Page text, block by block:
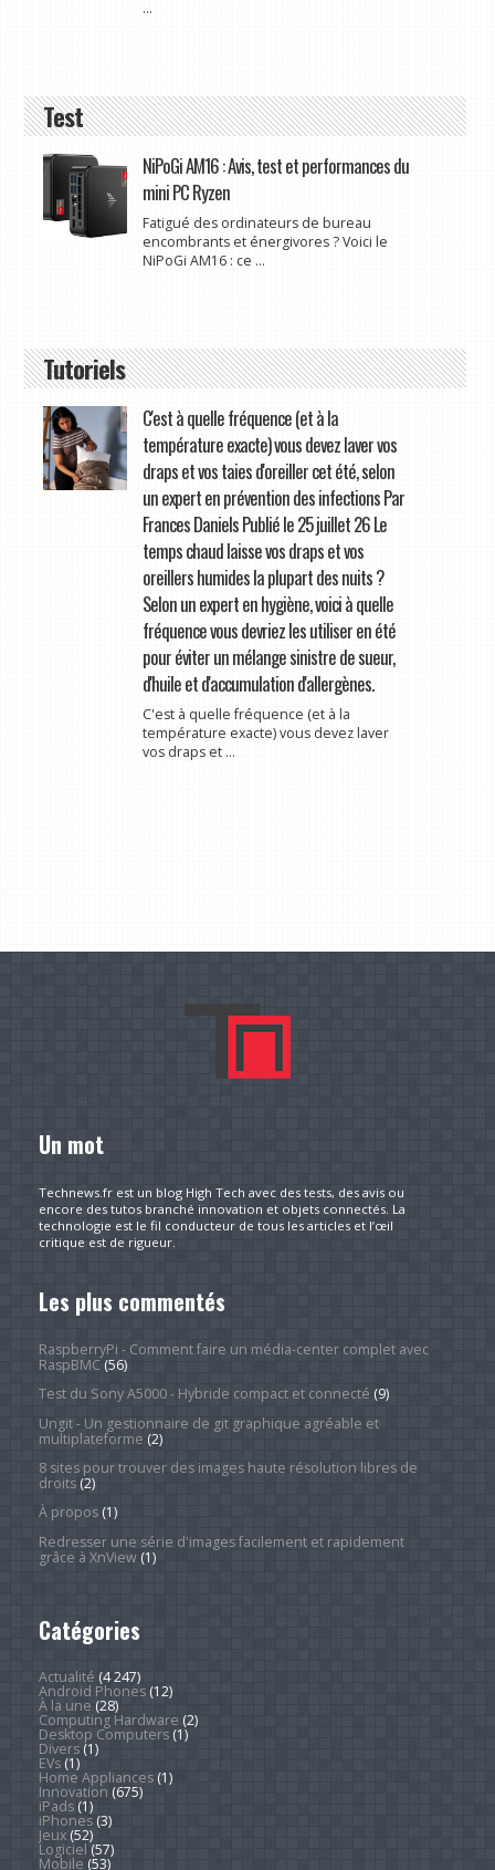
...
Test
NiPoGi AM16 : Avis, test et performances du
mini PC Ryzen
Fatigué des ordinateurs de bureau
encombrants et énergivores ? Voici le
NiPoGi AM16 : ce ...
Tutoriels
C'est à quelle fréquence (et à la
température exacte) vous devez laver vos
draps et vos taies d'oreiller cet été, selon
un expert en prévention des infections Par
Frances Daniels Publié le 25 juillet 26 Le
temps chaud laisse vos draps et vos
oreillers humides la plupart des nuits ?
Selon un expert en hygiène, voici à quelle
fréquence vous devriez les utiliser en été
pour éviter un mélange sinistre de sueur,
d'huile et d'accumulation d'allergènes.
C'est à quelle fréquence (et à la
température exacte) vous devez laver
vos draps et ...
Un mot
Technews.fr est un blog High Tech avec des tests, des avis ou
encore des tutos branché innovation et objets connectés. La
technologie est le fil conducteur de tous les articles et l’œil
critique est de rigueur.
Les plus commentés
RaspberryPi - Comment faire un média-center complet avec
RaspBMC(56)
Test du Sony A5000 - Hybride compact et connecté (9)
Ungit - Un gestionnaire de git graphique agréable et
multiplateforme (2)
8 sites pour trouver des images haute résolution libres de
droits(2)
À propos(1)
Redresser une série d'images facilement et rapidement
grâce à XnView(1)
Catégories
Actualité (4 247)
Android Phones(12)
À la une (28)
Computing Hardware (2)
Desktop Computers(1)
Divers(1)
EVs(1)
Home Appliances(1)
Innovation (675)
iPads(1)
iPhones(3)
Jeux(52)
Logiciel (57)
Mobile (53)